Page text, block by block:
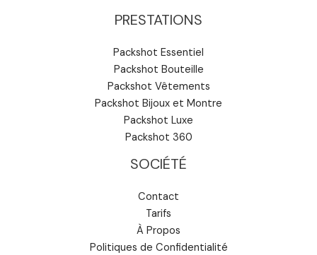
PRESTATIONS
Packshot Essentiel
Packshot Bouteille
Packshot Vêtements
Packshot Bijoux et Montre
Packshot Luxe
Packshot 360
SOCIÉTÉ
Contact
Tarifs
À Propos
Politiques de Confidentialité